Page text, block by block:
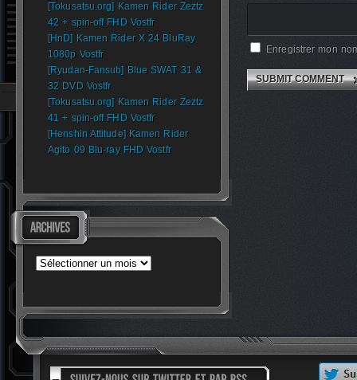
[Tokusatsu.org] Kamen Rider Zeztz
42 + spin-off FHD Vostfr
[HnD] Kamen Rider X 24 BluRay
1080p Vostfr
[Ryudan-Fansub] Blue SWAT 31 &
32 DVD Vostfr
[Tokusatsu.org] Kamen Rider Zeztz
41 + spin-off FHD Vostfr
[Henshin Attitude] Kamen Rider
Agito 09 Blu-ray FHD Vostfr
Archives
Enregistrer mon